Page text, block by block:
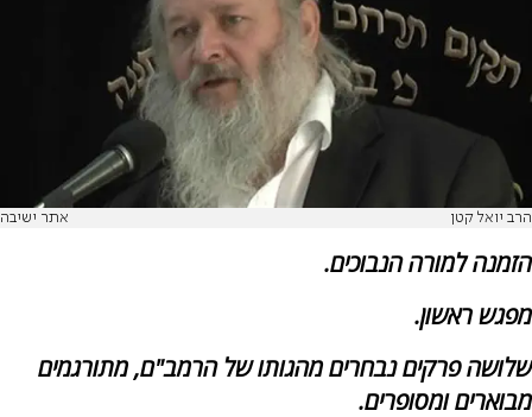
הרב יואל קטן אתר ישיבה
הזמנה למורה הנבוכים.
מפגש ראשון.
שלושה פרקים נבחרים מהגותו של הרמב"ם, מתורגמים
מבוארים ומסופרים.